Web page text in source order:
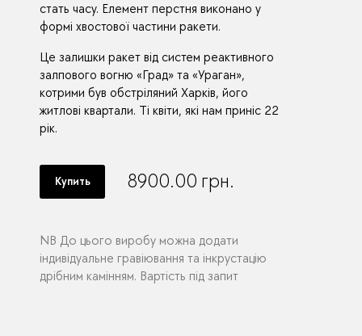
стать часу. Елемент перстня виконано у
формі хвостової частини ракети.
Це залишки ракет від систем реактивного
залпового вогню «Град» та «Ураган»,
котрими був обстріляний Харків, його
житлові квартали. Ті квіти, які нам приніс 22
рік.
Купить 8900.00 грн.
NB До цього виробу можна додати
індивідуальне гравіювання та інкрустацію
дрібним камінням. Вартість під запит